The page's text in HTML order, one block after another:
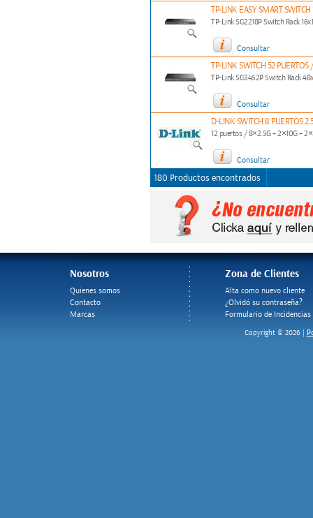
TP-LINK EASY SMART
TP-Link SG2218P Switch Rack
Consultar
TP-LINK SWITCH 52 PUERTOS
TP-Link SG3452P Switch Rack
Consultar
D-LINK SWITCH 8 PUERTOS
12 puertos / 8×2.5G + 2×10G +
Consultar
180 Productos encontrados
Nosotros
Quienes somos
Contacto
Marcas
Zona de Clientes
Alta como nuevo cliente
¿Olvidó su contraseña?
Formulario de Incidencias
Copyright © 2026 |